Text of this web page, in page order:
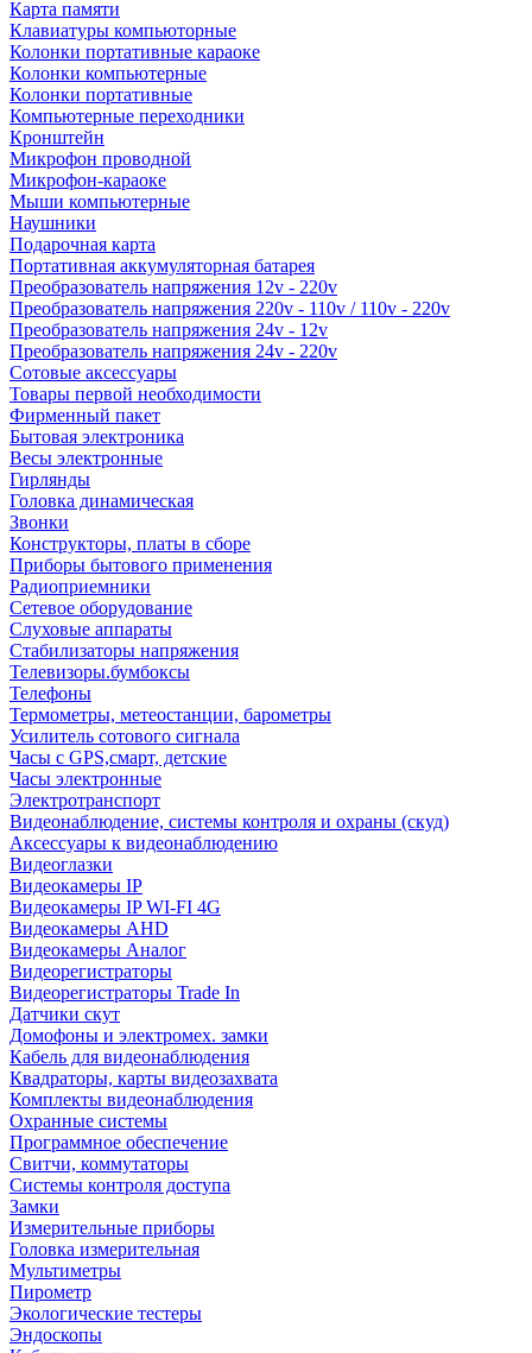
Карта памяти
Клавиатуры компьюторные
Колонки портативные караоке
Колонки компьютерные
Колонки портативные
Компьютерные переходники
Кронштейн
Микрофон проводной
Микрофон-караоке
Мыши компьютерные
Наушники
Подарочная карта
Портативная аккумуляторная батарея
Преобразователь напряжения 12v - 220v
Преобразователь напряжения 220v - 110v / 110v - 220v
Преобразователь напряжения 24v - 12v
Преобразователь напряжения 24v - 220v
Сотовые аксессуары
Товары первой необходимости
Фирменный пакет
Бытовая электроника
Весы электронные
Гирлянды
Головка динамическая
Звонки
Конструкторы, платы в сборе
Приборы бытового применения
Радиоприемники
Сетевое оборудование
Слуховые аппараты
Стабилизаторы напряжения
Телевизоры.бумбоксы
Телефоны
Термометры, метеостанции, барометры
Усилитель сотового сигнала
Часы с GPS,смарт, детские
Часы электронные
Электротранспорт
Видеонаблюдение, системы контроля и охраны (скуд)
Аксессуары к видеонаблюдению
Видеоглазки
Видеокамеры IP
Видеокамеры IP WI-FI 4G
Видеокамеры AHD
Видеокамеры Аналог
Видеорегистраторы
Видеорегистраторы Trade In
Датчики скут
Домофоны и электромех. замки
Кабель для видеонаблюдения
Квадраторы, карты видеозахвата
Комплекты видеонаблюдения
Охранные системы
Программное обеспечение
Свитчи, коммутаторы
Системы контроля доступа
Замки
Измерительные приборы
Головка измерительная
Мультиметры
Пирометр
Экологические тестеры
Эндоскопы